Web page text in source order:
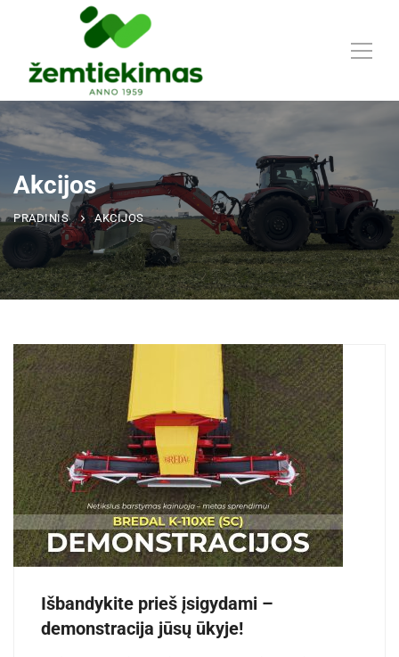
Akcijos
PRADINIS AKCIJOS
Išbandykite prieš įsigydami –
demonstracija jūsų ūkyje!